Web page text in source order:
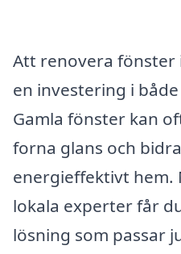
Att renovera fönster
en investering i
Gamla fönster kan
forna glans och
energieffektivt hem.
lokala experter får
lösning som passar